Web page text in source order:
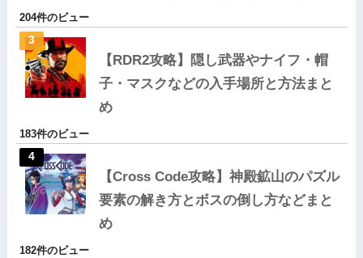
204件のビュー
【RDR2攻略】隠し武器やナイフ・帽
子・マスクなどの入手場所と方法まと
め
183件のビュー
【Cross Code攻略】神殿鉱山のパズル
要素の解き方とボスの倒し方などまと
め
182件のビュー